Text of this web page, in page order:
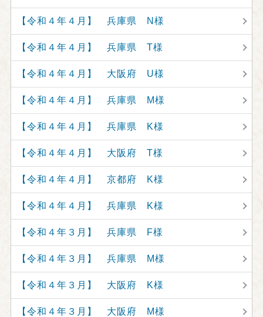
【令和４年４月】 兵庫県 N様
【令和４年４月】 兵庫県 T様
【令和４年４月】 大阪府 U様
【令和４年４月】 兵庫県 M様
【令和４年４月】 兵庫県 K様
【令和４年４月】 大阪府 T様
【令和４年４月】 京都府 K様
【令和４年４月】 兵庫県 K様
【令和４年３月】 兵庫県 F様
【令和４年３月】 兵庫県 M様
【令和４年３月】 大阪府 K様
【令和４年３月】 大阪府 M様